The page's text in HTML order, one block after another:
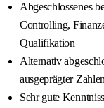
Abgeschlossenes
Controlling,
Qualifikation
Alternativ
ausgeprägter
Sehr gute